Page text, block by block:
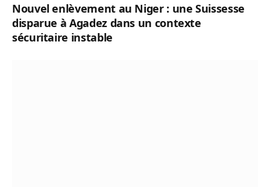
Nouvel enlèvement au Niger : une Suissesse
disparue à Agadez dans un contexte
sécuritaire instable